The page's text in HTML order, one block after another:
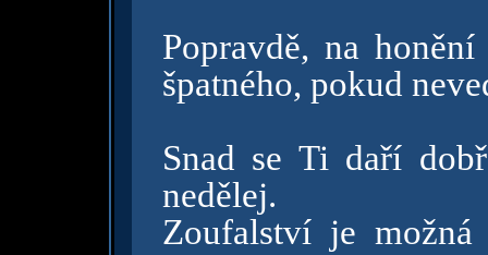
Popravdě, na
špatného, pokud
Snad se Ti daří
nedělej.
Zoufalství je